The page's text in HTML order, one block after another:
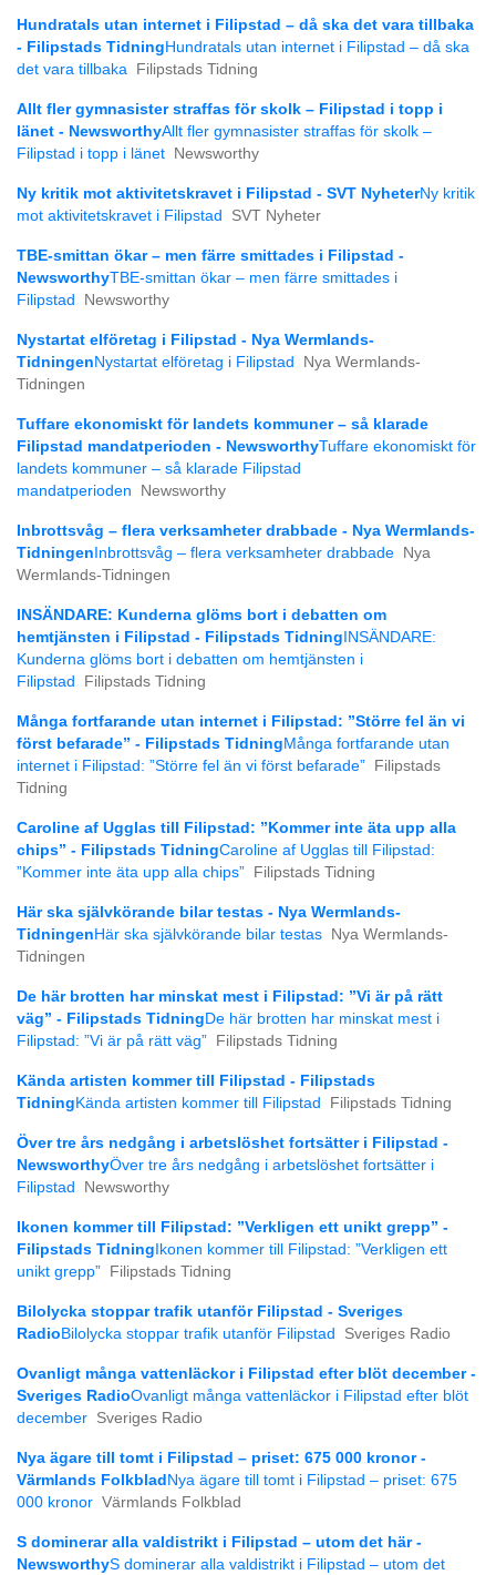
Hundratals utan internet i Filipstad – då ska det vara tillbaka
- Filipstads Tidning Hundratals utan internet i Filipstad – då ska
det vara tillbaka
Filipstads Tidning
Allt fler gymnasister straffas för skolk – Filipstad i topp i
länet - NewsworthyAllt fler gymnasister straffas för skolk –
Filipstad i topp i länet
Newsworthy
Ny kritik mot aktivitetskravet i Filipstad - SVT NyheterNy kritik
mot aktivitetskravet i Filipstad
SVT Nyheter
TBE-smittan ökar – men färre smittades i Filipstad -
NewsworthyTBE-smittan ökar – men färre smittades i
Filipstad
Newsworthy
Nystartat elföretag i Filipstad - Nya Wermlands-
Tidningen Nystartat elföretag i Filipstad
Nya Wermlands-
Tidningen
Tuffare ekonomiskt för landets kommuner – så klarade
Filipstad mandatperioden - NewsworthyTuffare ekonomiskt för
landets kommuner – så klarade Filipstad
mandatperioden
Newsworthy
Inbrottsvåg – flera verksamheter drabbade - Nya Wermlands-
Tidningen Inbrottsvåg – flera verksamheter drabbade
Nya
Wermlands-Tidningen
INSÄNDARE: Kunderna glöms bort i debatten om
hemtjänsten i Filipstad - Filipstads Tidning INSÄNDARE:
Kunderna glöms bort i debatten om hemtjänsten i
Filipstad
Filipstads Tidning
Många fortfarande utan internet i Filipstad: ”Större fel än vi
först befarade” - Filipstads Tidning Många fortfarande utan
internet i Filipstad: ”Större fel än vi först befarade”
Filipstads
Tidning
Caroline af Ugglas till Filipstad: ”Kommer inte äta upp alla
chips” - Filipstads TidningCaroline af Ugglas till Filipstad:
”Kommer inte äta upp alla chips”
Filipstads Tidning
Här ska självkörande bilar testas - Nya Wermlands-
Tidningen Här ska självkörande bilar testas
Nya Wermlands-
Tidningen
De här brotten har minskat mest i Filipstad: ”Vi är på rätt
väg” - Filipstads Tidning De här brotten har minskat mest i
Filipstad: ”Vi är på rätt väg”
Filipstads Tidning
Kända artisten kommer till Filipstad - Filipstads
Tidning Kända artisten kommer till Filipstad Filipstads Tidning
Över tre års nedgång i arbetslöshet fortsätter i Filipstad -
NewsworthyÖver tre års nedgång i arbetslöshet fortsätter i
Filipstad
Newsworthy
Ikonen kommer till Filipstad: ”Verkligen ett unikt grepp” -
Filipstads Tidning Ikonen kommer till Filipstad: ”Verkligen ett
unikt grepp”
Filipstads Tidning
Bilolycka stoppar trafik utanför Filipstad - Sveriges
Radio Bilolycka stoppar trafik utanför Filipstad Sveriges Radio
Ovanligt många vattenläckor i Filipstad efter blöt december -
Sveriges RadioOvanligt många vattenläckor i Filipstad efter blöt
december Sveriges Radio
Nya ägare till tomt i Filipstad – priset: 675 000 kronor -
Värmlands Folkblad Nya ägare till tomt i Filipstad – priset: 675
000 kronor Värmlands Folkblad
S dominerar alla valdistrikt i Filipstad – utom det här -
NewsworthyS dominerar alla valdistrikt i Filipstad – utom det